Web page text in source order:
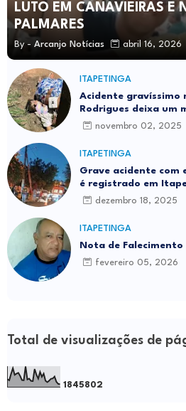
LUTO EM CANAVIEIRAS E
PALMARES
By - Arcanjo Notícias abril 16, 2026
ITAPETINGA
Acidente gravíssimo
Rodrigues deixa um
novembro 02, 2025
ITAPETINGA
Grave acidente
é registrado em
dezembro 18, 2025
ITAPETINGA
Nota de Falecimento
fevereiro 05, 2026
Total de visualizações de
1 845802